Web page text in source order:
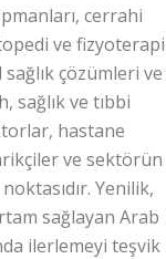
cerrahi
ve fizyoterapi
çözümleri ve
sağlık ve tıbbi
hastane
ve sektörün
Yenilik,
sağlayan Arab
ilerlemeyi teşvik